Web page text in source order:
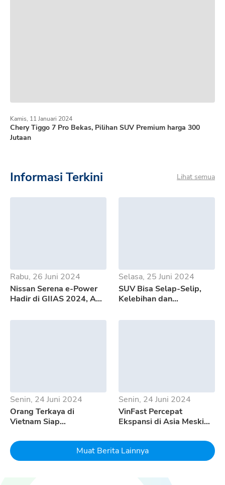
Chery Tiggo 7 Pro Bekas, Pilihan SUV Premium harga 300
Jutaan
Kamis, 11 Januari 2024
Informasi Terkini Lihat semua
Rabu, 26 Juni 2024
Nissan Serena e-Power
Hadir di GIIAS 2024, Apa
Selasa, 25 Juni 2024
SUV Bisa Selap-Selip,
Kelebihan dan
500
Senin, 24 Juni 2024
Orang Terkaya di
Vietnam Siap
Uangnya Untuk EV
Dream
Senin, 24 Juni 2024
VinFast Percepat
Ekspansi di Asia Meski
Melambat
Muat Berita Lainnya